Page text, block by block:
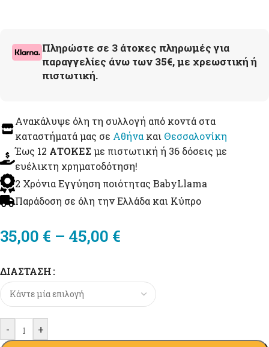
Πληρώστε σε 3 άτοκες πληρωμές για
παραγγελίες άνω των 35€, με χρεωστική ή
πιστωτική.
Ανακάλυψε όλη τη συλλογή από κοντά στα
καταστήματά μας σε Αθήνα και Θεσσαλονίκη
Έως 12 ΑΤΟΚΕΣ με πιστωτική ή 36 δόσεις με
ευέλικτη χρηματοδότηση!
2 Χρόνια Εγγύηση ποιότητας BabyLlama
Παράδοση σε όλη την Ελλάδα και Κύπρο
35,00 € – 45,00 €
ΔΙΆΣΤΑΣΗ
- +